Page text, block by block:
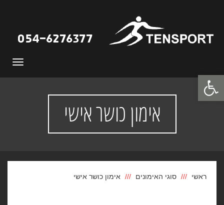
פתח סרגל נגישות
אימון כושר אישי
ראשי סוגי האימונים אימון כושר אישי